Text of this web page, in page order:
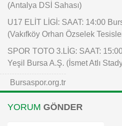
(Antalya DSİ Sahası)
U17 ELİT LİGİ: SAAT: 14:00
(Vakıfköy Orhan Özselek
SPOR TOTO 3.LİG: SAAT:
Yeşil Bursa A.Ş. (İsmet Atlı
Bursaspor.org.tr
YORUM GÖNDER